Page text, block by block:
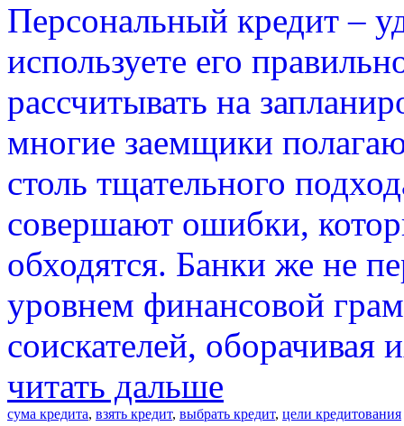
Персональный кредит –
используете его
рассчитывать на
многие заемщики
столь тщательного
совершают ошибки,
обходятся. Банки же не
уровнем финансовой
соискателей,
читать дальше
сума кредита, взять кредит, выбрать кредит, цели кредитования